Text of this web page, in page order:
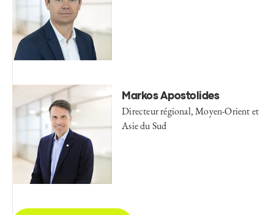
Markos Apostolides
Directeur régional, Moyen-Orient et
Asie du Sud